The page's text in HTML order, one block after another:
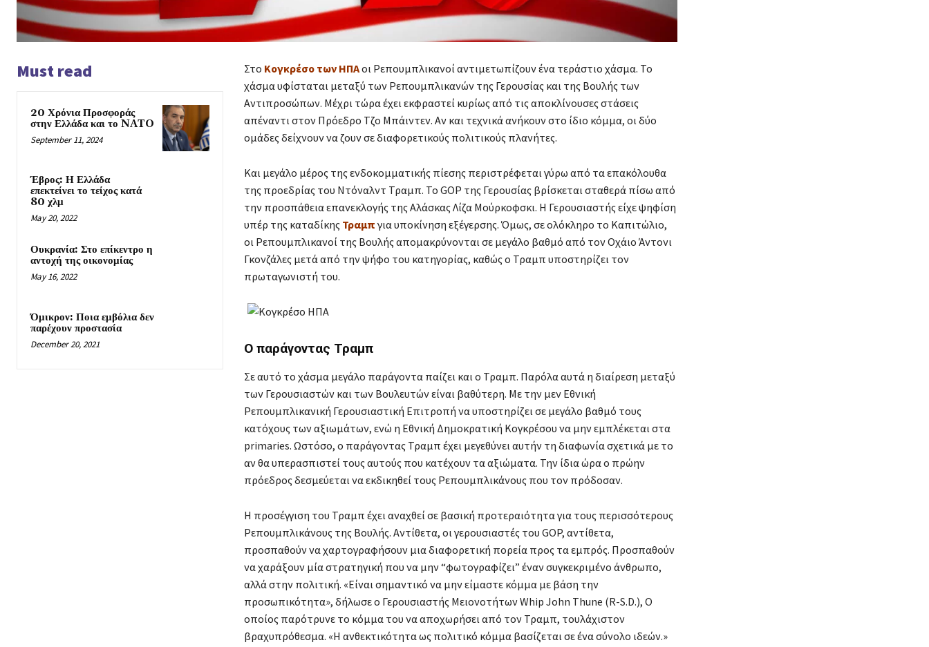
Must read
20 Χρόνια Προσφοράς
στην Ελλάδα και το NATO
September 11, 2024
Έβρος: Η Ελλάδα
επεκτείνει το τείχος κατά
80 χλμ
May 20, 2022
Ουκρανία: Στο επίκεντρο η
αντοχή της οικονομίας
May 16, 2022
Όμικρον: Ποια εμβόλια δεν
παρέχουν προστασία
December 20, 2021
Στο Κογκρέσο των ΗΠΑοι Ρεπουμπλικανοί αντιμετωπίζουν ένα τεράστιο χάσμα. Το
χάσμα υφίσταται μεταξύ των Ρεπουμπλικανών της Γερουσίας και της Βουλής των
Αντιπροσώπων. Μέχρι τώρα έχει εκφραστεί κυρίως από τις αποκλίνουσες στάσεις
απέναντι στον Πρόεδρο Τζο Μπάιντεν. Αν και τεχνικά ανήκουν στο ίδιο κόμμα, οι δύο
ομάδες δείχνουν να ζουν σε διαφορετικούς πολιτικούς πλανήτες.
Και μεγάλο μέρος της ενδοκομματικής πίεσης περιστρέφεται γύρω από τα επακόλουθα
της προεδρίας του Ντόναλντ Τραμπ. Το GOP της Γερουσίας βρίσκεται σταθερά πίσω από
την προσπάθεια επανεκλογής της Αλάσκας Λίζα Μούρκοφσκι. Η Γερουσιαστής είχε ψηφίση
υπέρ της καταδίκης Τραμπγια υποκίνηση εξέγερσης. Όμως, σε ολόκληρο το Καπιτώλιο,
οι Ρεπουμπλικανοί της Βουλής απομακρύνονται σε μεγάλο βαθμό από τον Οχάιο Άντονι
Γκονζάλες μετά από την ψήφο του κατηγορίας, καθώς ο Τραμπ υποστηρίζει τον
πρωταγωνιστή του.
Ο παράγοντας Τραμπ
Σε αυτό το χάσμα μεγάλο παράγοντα παίζει και ο Τραμπ. Παρόλα αυτά η διαίρεση μεταξύ
των Γερουσιαστών και των Βουλευτών είναι βαθύτερη. Με την μεν Εθνική
Ρεπουμπλικανική Γερουσιαστική Επιτροπή να υποστηρίζει σε μεγάλο βαθμό τους
κατόχους των αξιωμάτων, ενώ η Εθνική Δημοκρατική Κογκρέσου να μην εμπλέκεται στα
primaries. Ωστόσο, ο παράγοντας Τραμπ έχει μεγεθύνει αυτήν τη διαφωνία σχετικά με το
αν θα υπερασπιστεί τους αυτούς που κατέχουν τα αξιώματα. Την ίδια ώρα ο πρώην
πρόεδρος δεσμεύεται να εκδικηθεί τους Ρεπουμπλικάνους που τον πρόδοσαν.
Η προσέγγιση του Τραμπ έχει αναχθεί σε βασική προτεραιότητα για τους περισσότερους
Ρεπουμπλικάνους της Βουλής. Αντίθετα, οι γερουσιαστές του GOP, αντίθετα,
προσπαθούν να χαρτογραφήσουν μια διαφορετική πορεία προς τα εμπρός. Προσπαθούν
να χαράξουν μία στρατηγική που να μην “φωτογραφίζει” έναν συγκεκριμένο άνθρωπο,
αλλά στην πολιτική. «Είναι σημαντικό να μην είμαστε κόμμα με βάση την
προσωπικότητα», δήλωσε ο Γερουσιαστής Μειονοτήτων Whip John Thune (R-S.D.), Ο
οποίος παρότρυνε το κόμμα του να αποχωρήσει από τον Τραμπ, τουλάχιστον
βραχυπρόθεσμα. «Η ανθεκτικότητα ως πολιτικό κόμμα βασίζεται σε ένα σύνολο ιδεών.»